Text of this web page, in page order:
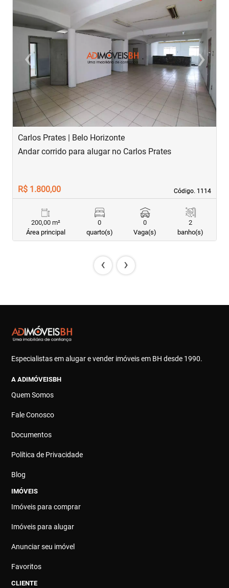
‹
Previous ›Next
Carlos Prates | Belo Horizonte
Código. 1114
Código. 1114
Andar corrido para alugar no Carlos Prates
R$ 1.800,00
200,00 m²
Área principal
0
quarto(s)
0
Vaga(s)
2
banho(s)
‹ ›
Especialistas em alugar e vender imóveis em BH desde 1990.
A ADIMÓVEISBH
Quem Somos
Fale Conosco
Documentos
Política de Privacidade
Blog
IMÓVEIS
Imóveis para comprar
Imóveis para alugar
Anunciar seu imóvel
Favoritos
CLIENTE